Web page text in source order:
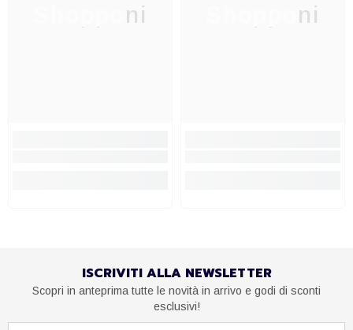
Shopponi Shopponi
ISCRIVITI ALLA NEWSLETTER
Scopri in anteprima tutte le novità in arrivo e godi di sconti
esclusivi!